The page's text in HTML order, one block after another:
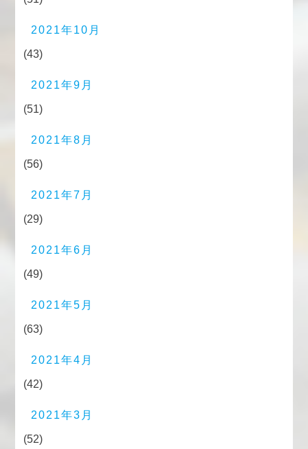
2021年10月
(43)
2021年9月
(51)
2021年8月
(56)
2021年7月
(29)
2021年6月
(49)
2021年5月
(63)
2021年4月
(42)
2021年3月
(52)